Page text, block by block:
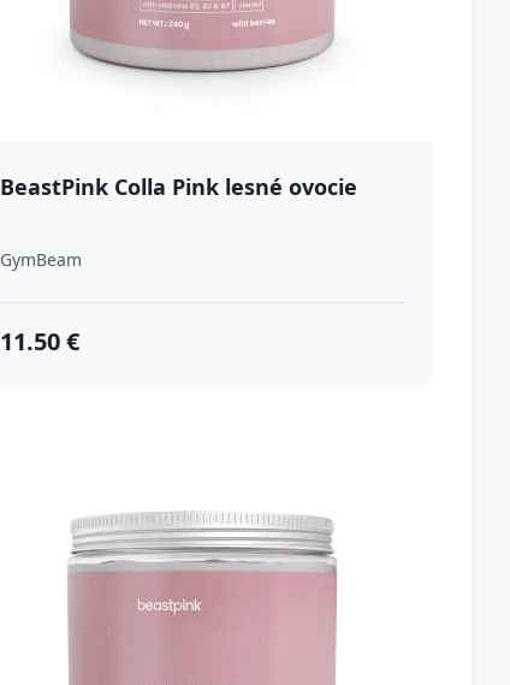
BeastPink Colla Pink lesné ovocie
GymBeam
11.50 €